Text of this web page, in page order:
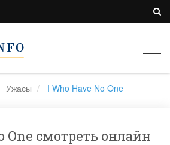
Ужасы I Who Have No One
One смотреть онлайн